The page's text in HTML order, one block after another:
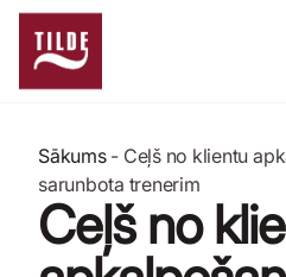
Sākums- Ceļš no klientu
sarunbota trenerim
Ceļš no